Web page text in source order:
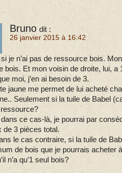
Bruno dit :
26 janvier 2015 à 16:42
je n’ai pas de ressource bois.
bois. Et mon voisin de droite, lui,
moi, j’en ai besoin de 3.
jaune me permet de lui acheté
Seulement si la tuile de Babel
ressource?
dans ce cas-là, je pourrai par
de 3 pièces total.
le cas contraire, si la tuile de
de bois que je pourrais acheter
n’a qu’1 seul bois?